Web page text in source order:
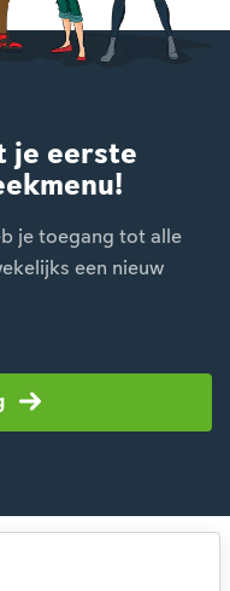
je eerste
je toegang tot alle
een nieuw